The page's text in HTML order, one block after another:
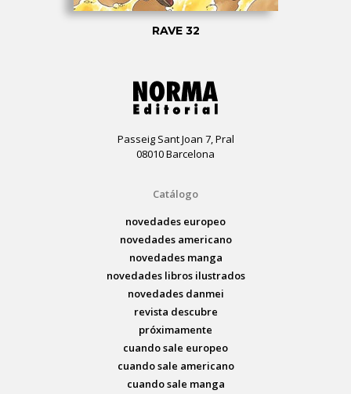
RAVE 32
Passeig Sant Joan 7, Pral
08010 Barcelona
Catálogo
novedades europeo
novedades americano
novedades manga
novedades libros ilustrados
novedades danmei
revista descubre
próximamente
cuando sale europeo
cuando sale americano
cuando sale manga